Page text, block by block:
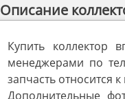
Описание
Купить коллектор
менеджерами по
запчасть относится
Дополнительные